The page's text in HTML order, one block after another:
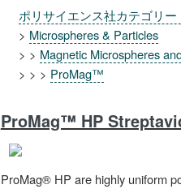
ポリサイエンス社カテゴリー
> Microspheres & Particles
> > Magnetic Microspheres
> > > ProMag™
ProMag™ HP
ProMag® HP are highly uniform